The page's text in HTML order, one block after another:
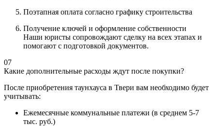
Поэтапная оплата согласно графику строительства
Получение ключей и оформление собственности
Наши юристы сопровождают сделку на всех этапах и
помогают с подготовкой документов.
07
Какие дополнительные расходы ждут после покупки?
После приобретения таунхауса в Твери вам необходимо будет
учитывать:
Ежемесячные коммунальные платежи (в среднем 5-7
тыс. руб.)